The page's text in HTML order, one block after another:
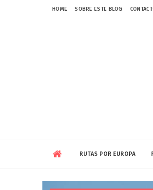
HOME SOBRE ESTE BLOG
RUTAS POR EUROPA